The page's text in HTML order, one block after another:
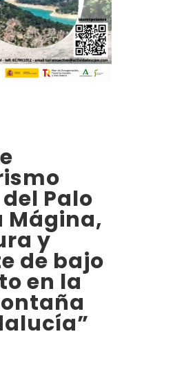
Palo
Mágina,
y
de bajo
en la